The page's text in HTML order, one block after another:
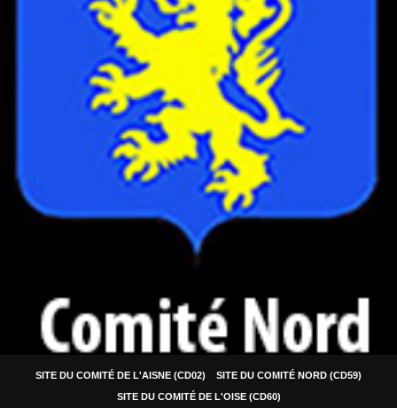
SITE DU COMITÉ DE L'AISNE (CD02)
SITE DU COMITÉ NORD (CD59)
SITE DU COMITÉ DE L'OISE (CD60)